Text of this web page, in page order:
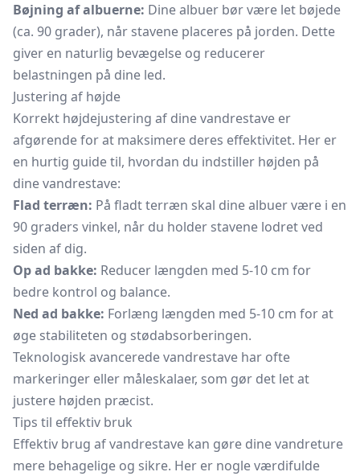
Bøjning af albuerne: Dine albuer bør være let bøjede
(ca. 90 grader), når stavene placeres på jorden. Dette
giver en naturlig bevægelse og reducerer
belastningen på dine led.
Justering af højde
Korrekt højdejustering af dine vandrestave er
afgørende for at maksimere deres effektivitet. Her er
en hurtig guide til, hvordan du indstiller højden på
dine vandrestave:
Flad terræn: På fladt terræn skal dine albuer være i en
90 graders vinkel, når du holder stavene lodret ved
siden af dig.
Op ad bakke: Reducer længden med 5-10 cm for
bedre kontrol og balance.
Ned ad bakke: Forlæng længden med 5-10 cm for at
øge stabiliteten og stødabsorberingen.
Teknologisk avancerede vandrestave har ofte
markeringer eller måleskalaer, som gør det let at
justere højden præcist.
Tips til effektiv bruk
Effektiv brug af vandrestave kan gøre dine vandreture
mere behagelige og sikre. Her er nogle værdifulde